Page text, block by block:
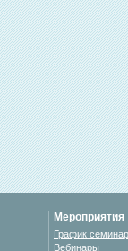
Мероприятия
График
Вебинары